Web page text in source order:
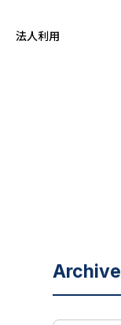
法人利用
Archive